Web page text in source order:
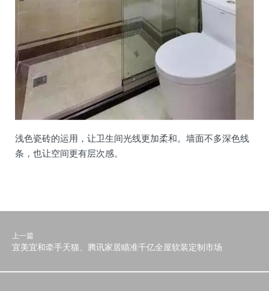
浅色瓷砖的运用，让卫生间光线更加柔和。墙面不多深色线
条，也让空间更有层次感。
上一篇
宜美宜和牵手天猫、腾讯家居瞄准千亿全屋软装定制市场